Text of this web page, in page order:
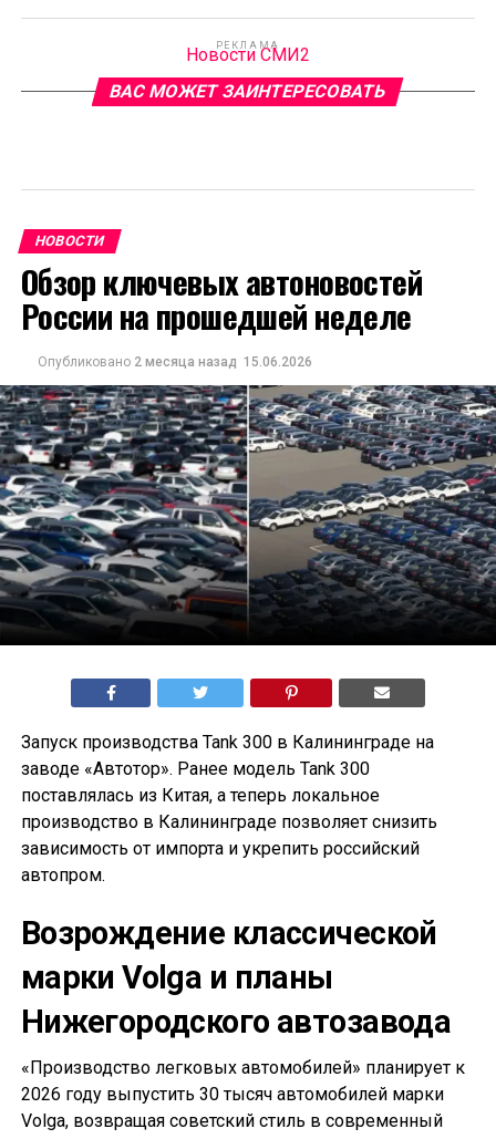
РЕКЛАМА
Новости СМИ2
ВАС МОЖЕТ ЗАИНТЕРЕСОВАТЬ
НОВОСТИ
Обзор ключевых автоновостей
России на прошедшей неделе
Опубликовано 2 месяца назад 15.06.2026
Запуск производства Tank 300 в Калининграде на
заводе «Автотор». Ранее модель Tank 300
поставлялась из Китая, а теперь локальное
производство в Калининграде позволяет снизить
зависимость от импорта и укрепить российский
автопром.
Возрождение классической
марки Volga и планы
Нижегородского автозавода
«Производство легковых автомобилей» планирует к
2026 году выпустить 30 тысяч автомобилей марки
Volga, возвращая советский стиль в современный